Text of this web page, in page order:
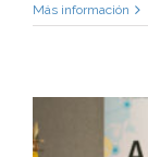
Más información